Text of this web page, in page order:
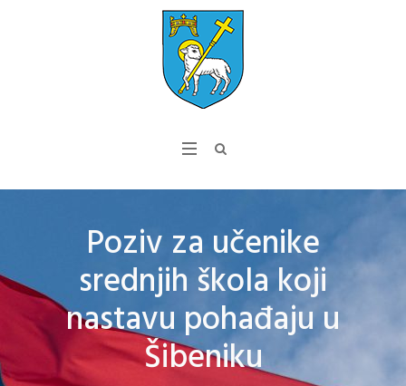
Poziv za učenike
srednjih škola koji
nastavu pohađaju u
Šibeniku